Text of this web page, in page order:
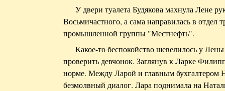
У двери туалета Будякова махнула Лене
Восьмичастного, а сама направилась в отдел
промышленной группы "Местнефть".
Какое-то беспокойство шевелилось у
проверить девчонок. Заглянув к Ларке
норме. Между Ларой и главным бухгалтером
безмолвный диалог. Лара поднимала на